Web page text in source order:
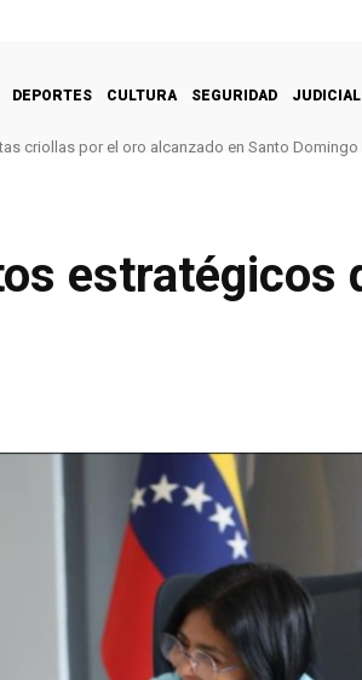
DEPORTES CULTURA SEGURIDAD
criollas por el oro alcanzado en Santo Domingo
estratégicos